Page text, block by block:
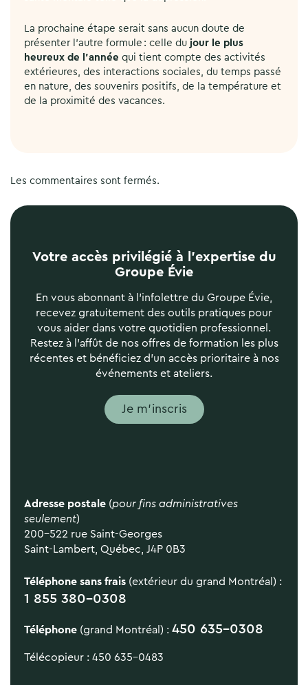
La prochaine étape serait sans aucun doute de
présenter l’autre formule : celle du jour le plus
heureux de l’année qui tient compte des activités
extérieures, des interactions sociales, du temps passé
en nature, des souvenirs positifs, de la température et
de la proximité des vacances.
Les commentaires sont fermés.
Adresse postale (pour fins administratives
seulement)
200-522 rue Saint-Georges
Saint-Lambert, Québec, J4P 0B3
Téléphone sans frais (extérieur du grand Montréal) :
1 855 380-0308
Téléphone (grand Montréal) : 450 635-0308
Télécopieur : 450 635-0483
Votre accès privilégié à l’expertise du
Groupe Évie
En vous abonnant à l'infolettre du Groupe Évie,
recevez gratuitement des outils pratiques pour
vous aider dans votre quotidien professionnel.
Restez à l'affût de nos offres de formation les plus
récentes et bénéficiez d'un accès prioritaire à nos
événements et ateliers.
Je m'inscris